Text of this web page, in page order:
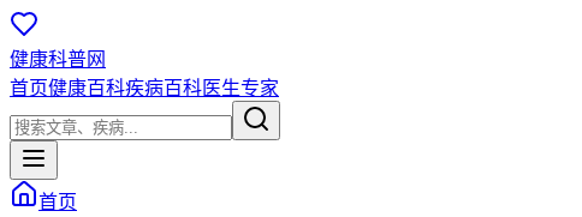
健康科普网
首页健康百科疾病百科医生专家
首页